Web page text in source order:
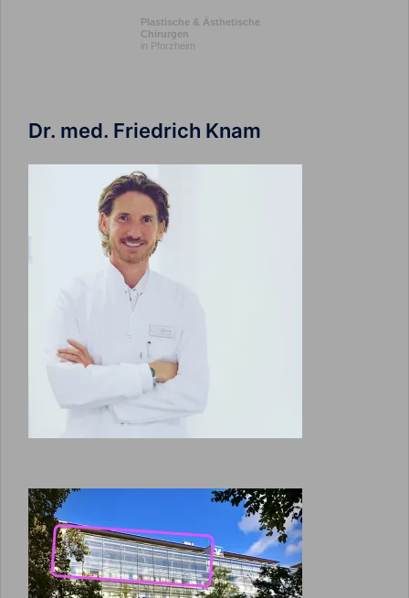
Plastische & Ästhetische
Chirurgen
in Pforzheim
Dr. med. Friedrich Knam